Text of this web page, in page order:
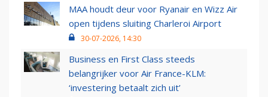
MAA houdt deur voor Ryanair en Wizz Air
open tijdens sluiting Charleroi Airport
30-07-2026, 14:30
Business en First Class steeds
belangrijker voor Air France-KLM:
‘investering betaalt zich uit’